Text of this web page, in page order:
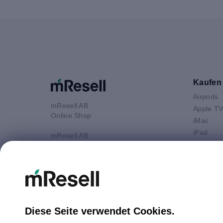
mResell AB
Online Shop
mResell AB
E-Mail
Kaufen
Airpods
Apple TV
iMac
iPad
Diese Seite verwendet Cookies.